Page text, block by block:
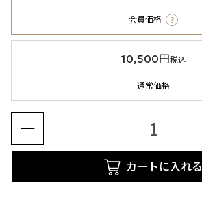
会員価格 ?
10,500円税込
通常価格
カートに入れる